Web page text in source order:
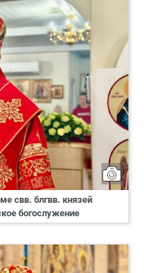
свв. блгвв. князей
богослужение